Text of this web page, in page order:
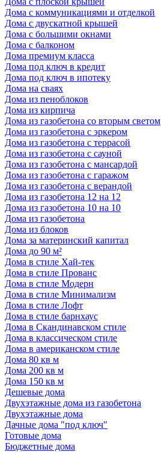
Дома с коммуникациями и отделкой
Дома с двускатной крышей
Дома с большими окнами
Дома с балконом
Дома премиум класса
Дома под ключ в кредит
Дома под ключ в ипотеку
Дома на сваях
Дома из пеноблоков
Дома из кирпича
Дома из газобетона со вторым светом
Дома из газобетона с эркером
Дома из газобетона с террасой
Дома из газобетона с сауной
Дома из газобетона с мансардой
Дома из газобетона с гаражом
Дома из газобетона с верандой
Дома из газобетона 12 на 12
Дома из газобетона 10 на 10
Дома из газобетона
Дома из блоков
Дома за материнский капитал
Дома до 90 м²
Дома в стиле Хай-тек
Дома в стиле Прованс
Дома в стиле Модерн
Дома в стиле Минимализм
Дома в стиле Лофт
Дома в стиле барнхаус
Дома в Скандинавском стиле
Дома в классическом стиле
Дома в американском стиле
Дома 80 кв м
Дома 200 кв м
Дома 150 кв м
Дешевые дома
Двухэтажные дома из газобетона
Двухэтажные дома
Дачные дома "под ключ"
Готовые дома
Бюджетные дома